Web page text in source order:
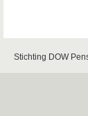
Stichting DOW